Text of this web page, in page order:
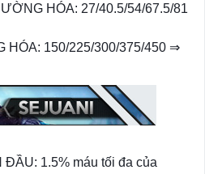
HÓA: 27/40.5/54/67.5/81
HÓA: 150/225/300/375/450 ⇒
1.5% máu tối đa của